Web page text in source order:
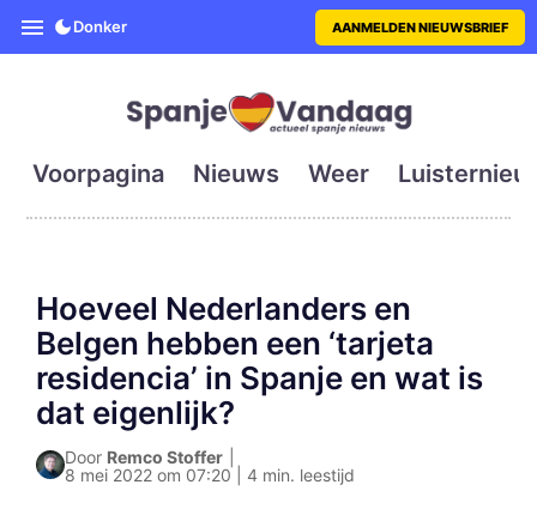
SpanjeVandaag is de eerste
Donker AANMELDEN NIEUWSBRIEF
Voorpagina Nieuws Weer
Hoeveel Nederlanders en
Belgen hebben een ‘tarjeta
residencia’ in Spanje en wat is
dat eigenlijk?
Door Remco Stoffer
8 mei 2022 om 07:20 | 4 min. leestijd